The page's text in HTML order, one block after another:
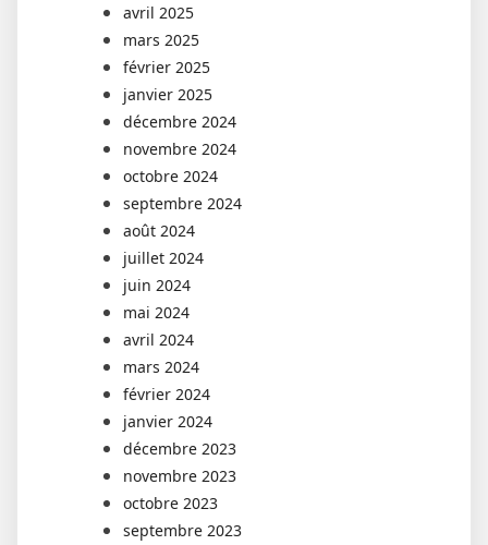
avril 2025
mars 2025
février 2025
janvier 2025
décembre 2024
novembre 2024
octobre 2024
septembre 2024
août 2024
juillet 2024
juin 2024
mai 2024
avril 2024
mars 2024
février 2024
janvier 2024
décembre 2023
novembre 2023
octobre 2023
septembre 2023